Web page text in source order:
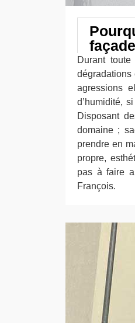
Durant
dégradations
agressions
d’humidité,
Disposant
domaine ;
prendre en
propre,
pas à faire
François.